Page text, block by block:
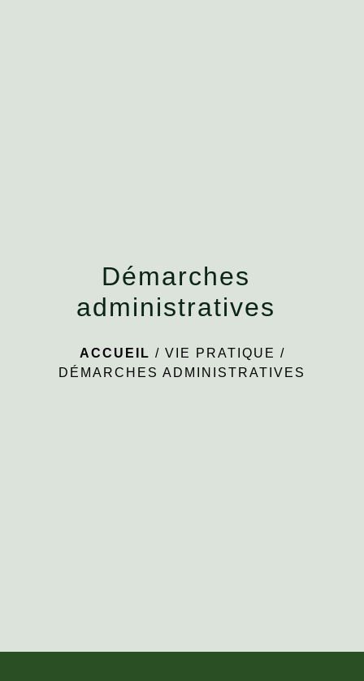
Démarches
administratives
ACCUEIL / VIE PRATIQUE /
DÉMARCHES ADMINISTRATIVES